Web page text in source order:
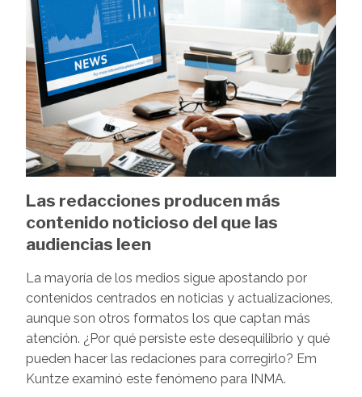
Las redacciones producen más
contenido noticioso del que las
audiencias leen
La mayoría de los medios sigue apostando por
contenidos centrados en noticias y actualizaciones,
aunque son otros formatos los que captan más
atención. ¿Por qué persiste este desequilibrio y qué
pueden hacer las redaciones para corregirlo? Em
Kuntze examinó este fenómeno para INMA.